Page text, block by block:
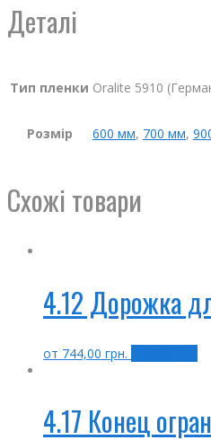
Деталі
Тип пленки Oralite 5910
Розмір 600 мм, 700 мм,
Схожі товари
4.12 Дорожка
от 744,00 грн.
4.17 Конец